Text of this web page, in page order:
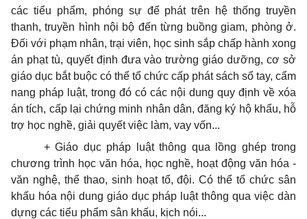
các tiểu phẩm, phóng sự để phát trên hệ thống truyền
thanh, truyền hình nội bộ đến từng buồng giam, phòng ở.
Đối với phạm nhân, trại viên, học sinh sắp chấp hành xong
án phạt tù, quyết định đưa vào trường giáo dưỡng, cơ sở
giáo dục bắt buộc có thể tổ chức cấp phát sách sổ tay, cẩm
nang pháp luật, trong đó có các nội dung quy định về xóa
án tích, cấp lại chứng minh nhân dân, đăng ký hộ khẩu, hỗ
trợ học nghề, giải quyết việc làm, vay vốn...
+ Giáo dục pháp luật thông qua lồng ghép trong
chương trình học văn hóa, học nghề, hoạt động văn hóa -
văn nghệ, thể thao, sinh hoạt tổ, đội. Có thể tổ chức sân
khấu hóa nội dung giáo dục pháp luật thông qua việc dàn
dựng các tiểu phẩm sân khấu, kịch nói...